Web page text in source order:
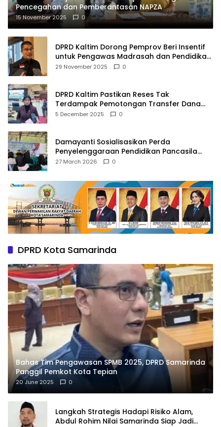
Pencegahan dan Pemberantasan NAPZA
15 November 2025 0
DPRD Kaltim Dorong Pemprov Beri Insentif
untuk Pengawas Madrasah dan Pendidikan
Agama
29 November 2025 0
DPRD Kaltim Pastikan Reses Tak
Terdampak Pemotongan Transfer Dana
Pusat
5 December 2025 0
Damayanti Sosialisasikan Perda
Penyelenggaraan Pendidikan Pancasila
dan Wawasan Kebangsaan
27 March 2026 0
DPRD Kota Samarinda
Bahas Tim Pengawasan SPMB 2025, DPRD Samarinda
Panggil Pemkot Kota Tepian
20 June 2025 0
Langkah Strategis Hadapi Risiko Alam,
Abdul Rohim Nilai Samarinda Siap Jadi